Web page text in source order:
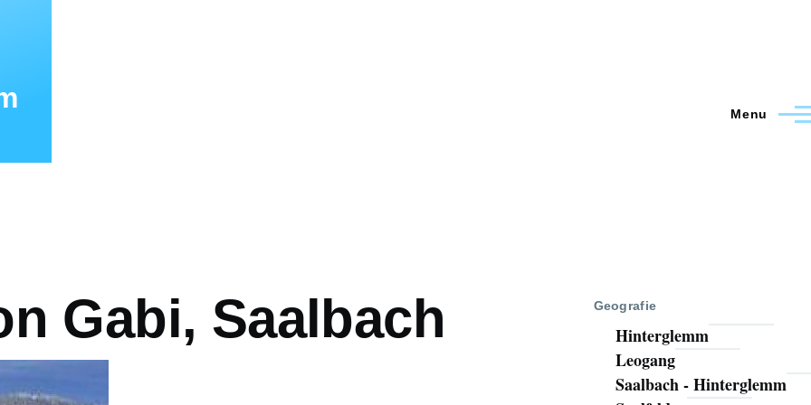
Menu
Gabi, Saalbach Geografie
Hinterglemm
Leogang
Saalbach - Hinterglemm